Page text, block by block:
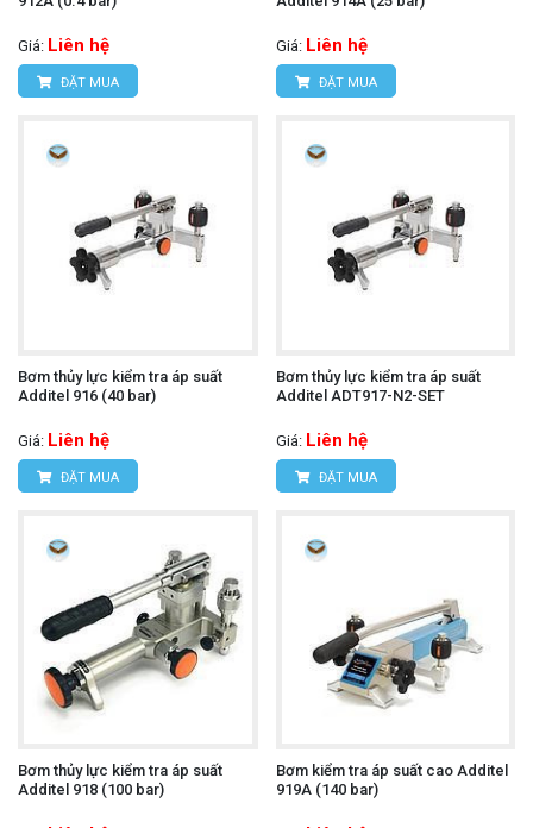
Giá: Liên hệ
ĐẶT MUA
Giá: Liên hệ
ĐẶT MUA
Bơm thủy lực kiểm tra áp suất
Additel 916 (40 bar)
Giá: Liên hệ
ĐẶT MUA
Bơm thủy lực kiểm tra áp suất
Additel ADT917-N2-SET
Giá: Liên hệ
ĐẶT MUA
Bơm thủy lực kiểm tra áp suất
Additel 918 (100 bar)
Bơm kiểm tra áp suất cao Additel
919A (140 bar)